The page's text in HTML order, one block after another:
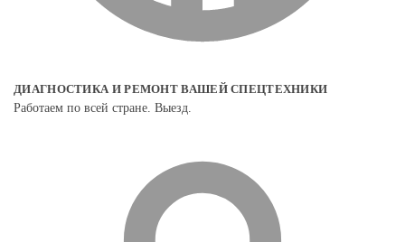
ДИАГНОСТИКА И РЕМОНТ ВАШЕЙ СПЕЦТЕХНИКИ
Работаем по всей стране. Выезд.